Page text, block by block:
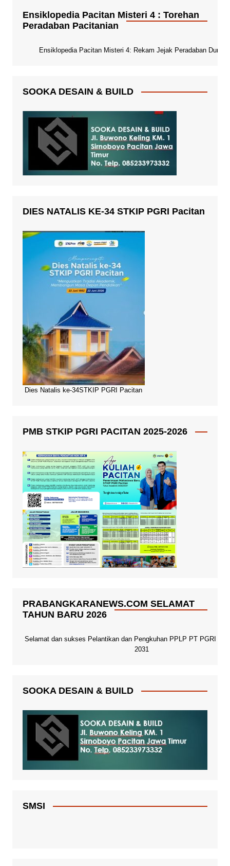
Ensiklopedia Pacitan Misteri 4 : Torehan
Peradaban Pacitanian
Ensiklopedia Pacitan Misteri 4: Rekam Jejak Peradaban Dunia
SOOKA DESAIN & BUILD
DIES NATALIS KE-34 STKIP PGRI Pacitan
Dies Natalis ke-34STKIP PGRI Pacitan
PMB STKIP PGRI PACITAN 2025-2026
PRABANGKARANEWS.COM SELAMAT
TAHUN BARU 2026
Selamat dan sukses Pelantikan dan Pengkuhan PPLP PT PGRI
2031
SOOKA DESAIN & BUILD
SMSI